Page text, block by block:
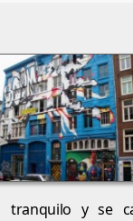
tranquilo y se